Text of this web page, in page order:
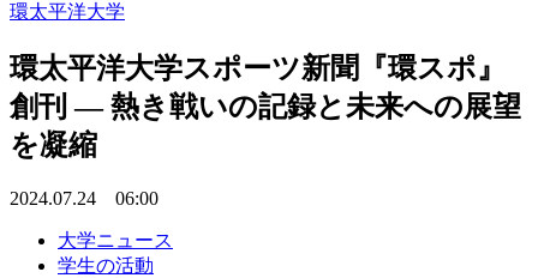
環太平洋大学
環太平洋大学スポーツ新聞『環スポ』
創刊 ― 熱き戦いの記録と未来への展望
を凝縮
2024.07.24 06:00
大学ニュース
学生の活動